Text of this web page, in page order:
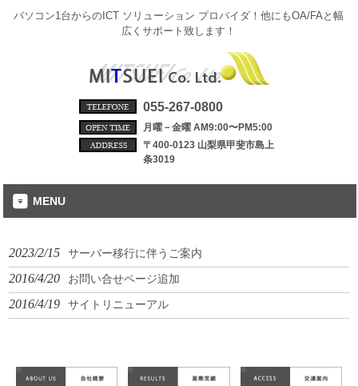
パソコン1台からのICT ソリューション プロバイダ！他にもOA/FAと幅
広くサポート致します！
055-267-0800
月曜－金曜 AM9:00〜PM5:00
〒400-0123 山梨県甲斐市島上
条3019
MENU
2023/2/15 サーバー移行に伴うご案内
2016/4/20 お問い合せページ追加
2016/4/19 サイトリニューアル